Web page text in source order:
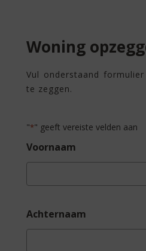
Woning
Vul onderstaand
te zeggen.
"*" geeft vereiste velden aan
Voornaam
Achternaam